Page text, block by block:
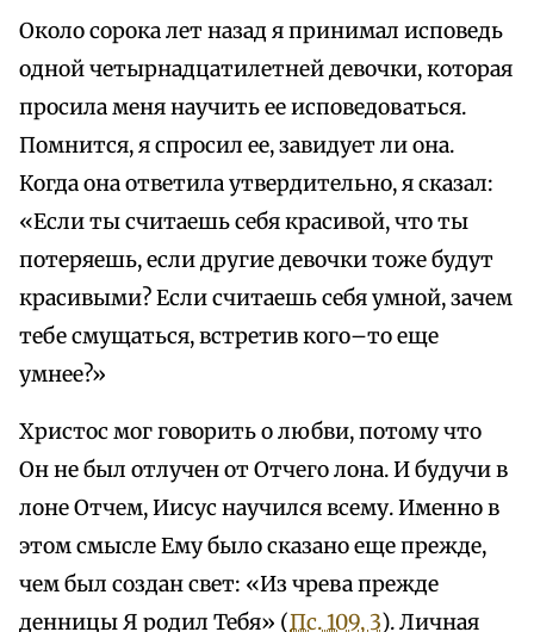
Около сорока лет назад я принимал исповедь
одной четырнадцатилетней девочки, которая
просила меня научить ее исповедоваться.
Помнится, я спросил ее, завидует ли она.
Когда она ответила утвердительно, я сказал:
«Если ты считаешь себя красивой, что ты
потеряешь, если другие девочки тоже будут
красивыми? Если считаешь себя умной, зачем
тебе смущаться, встретив кого–то еще
умнее?»
Христос мог говорить о любви, потому что
Он не был отлучен от Отчего лона. И будучи в
лоне Отчем, Иисус научился всему. Именно в
этом смысле Ему было сказано еще прежде,
чем был создан свет: «Из чрева прежде
денницы Я родил Тебя» (Пс. 109, 3). Личная